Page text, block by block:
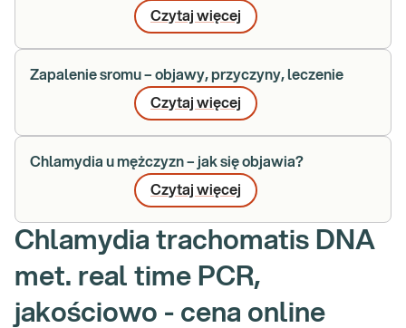
Czytaj więcej
Zapalenie sromu – objawy, przyczyny, leczenie
Czytaj więcej
Chlamydia u mężczyzn – jak się objawia?
Czytaj więcej
Chlamydia trachomatis DNA
met. real time PCR,
jakościowo - cena online